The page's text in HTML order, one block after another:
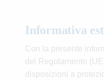
Informativa
Con la presente
del Regolamento
disposizioni a